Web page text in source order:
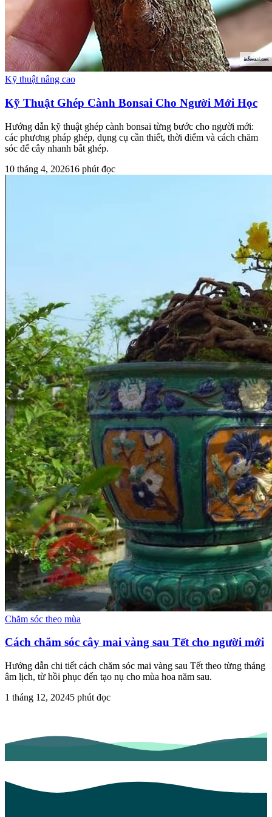
Kỹ thuật nâng cao
Kỹ Thuật Ghép Cành Bonsai Cho Người Mới Học
Hướng dẫn kỹ thuật ghép cành bonsai từng bước cho người mới:
các phương pháp ghép, dụng cụ cần thiết, thời điểm và cách chăm
sóc để cây nhanh bắt ghép.
10 tháng 4, 202616 phút đọc
Chăm sóc theo mùa
Cách chăm sóc cây mai vàng sau Tết cho người mới
Hướng dẫn chi tiết cách chăm sóc mai vàng sau Tết theo từng tháng
âm lịch, từ hồi phục đến tạo nụ cho mùa hoa năm sau.
1 tháng 12, 20245 phút đọc